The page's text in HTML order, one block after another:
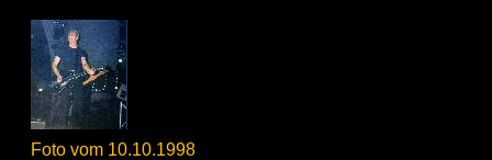
Foto vom 10.10.1998